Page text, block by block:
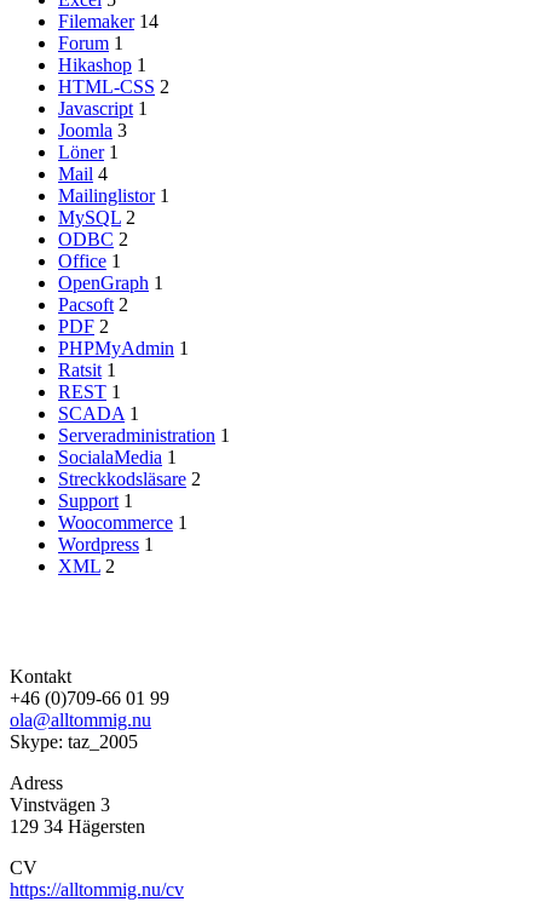
Filemaker 14
Forum 1
Hikashop 1
HTML-CSS 2
Javascript 1
Joomla 3
Löner 1
Mail 4
Mailinglistor 1
MySQL 2
ODBC 2
Office 1
OpenGraph 1
Pacsoft 2
PDF 2
PHPMyAdmin 1
Ratsit 1
REST 1
SCADA 1
Serveradministration 1
SocialaMedia 1
Streckkodsläsare 2
Support 1
Woocommerce 1
Wordpress 1
XML 2
Kontakt
+46 (0)709-66 01 99
ola@alltommig.nu
Skype: taz_2005
Adress
Vinstvägen 3
129 34 Hägersten
CV
https://alltommig.nu/cv